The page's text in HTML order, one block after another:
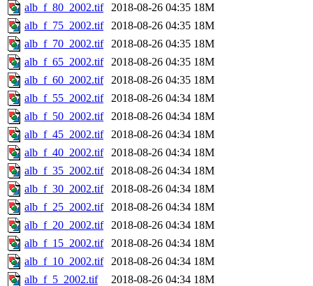
alb_f_80_2002.tif
2018-08-26 04:35 18M
alb_f_75_2002.tif
2018-08-26 04:35 18M
alb_f_70_2002.tif
2018-08-26 04:35 18M
alb_f_65_2002.tif
2018-08-26 04:35 18M
alb_f_60_2002.tif
2018-08-26 04:35 18M
alb_f_55_2002.tif
2018-08-26 04:34 18M
alb_f_50_2002.tif
2018-08-26 04:34 18M
alb_f_45_2002.tif
2018-08-26 04:34 18M
alb_f_40_2002.tif
2018-08-26 04:34 18M
alb_f_35_2002.tif
2018-08-26 04:34 18M
alb_f_30_2002.tif
2018-08-26 04:34 18M
alb_f_25_2002.tif
2018-08-26 04:34 18M
alb_f_20_2002.tif
2018-08-26 04:34 18M
alb_f_15_2002.tif
2018-08-26 04:34 18M
alb_f_10_2002.tif
2018-08-26 04:34 18M
alb_f_5_2002.tif
2018-08-26 04:34 18M